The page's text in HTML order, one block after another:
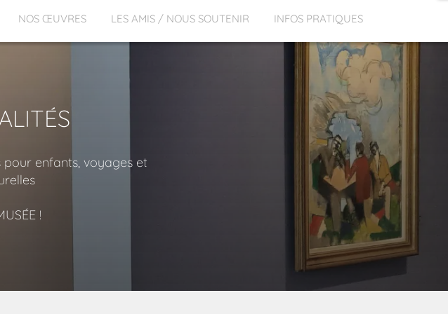
NOS ŒUVRES LES AMIS / NOUS SOUTENIR INFOS PRATIQUES
pour enfants, voyages et
!